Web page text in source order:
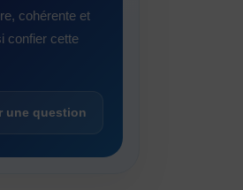
cohérente et
confier cette
une question